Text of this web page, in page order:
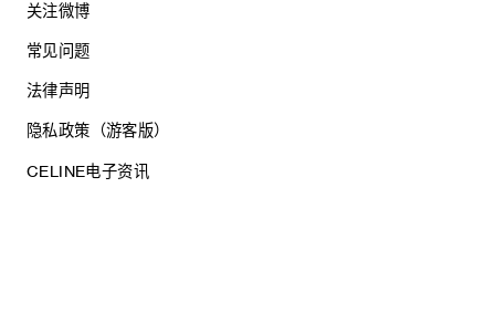
关注微博
常见问题
法律声明
隐私政策（游客版）
CELINE电子资讯